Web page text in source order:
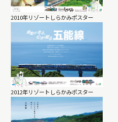
2010年リゾートしらかみポスター
2012年リゾートしらかみポスター